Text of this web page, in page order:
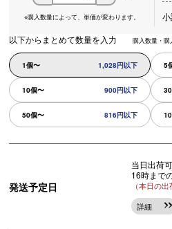
※購入数量によって、 単価が変わります。
以下からまとめて数量を入力 購入数量・購
1個〜 1,028円以下 5
10個〜 900円以下
50個〜 816円以下
発送予定日
当日出荷
16時まで
（本日の
詳細